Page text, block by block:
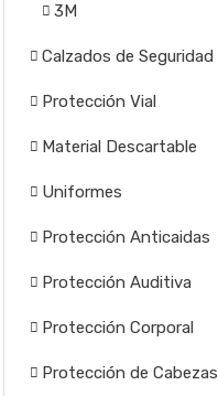
3M
Calzados de Seguridad
Protección Vial
Material Descartable
Uniformes
Protección Anticaidas
Protección Auditiva
Protección Corporal
Protección de Cabezas